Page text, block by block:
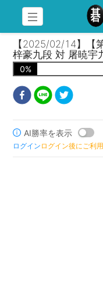
【2025/02/14】【
梓豪九段 対 屠暁宇
0%
AI勝率を表示
ログイン ログイン後にご利